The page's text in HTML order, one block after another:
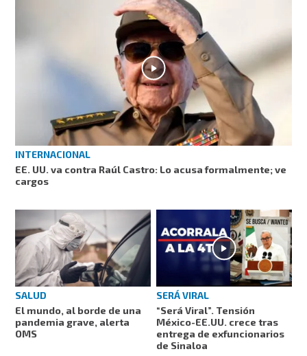
INTERNACIONAL
EE. UU. va contra Raúl Castro: Lo acusa formalmente; ve
cargos
SALUD
El mundo, al borde de una
pandemia grave, alerta
OMS
SERÁ VIRAL
“Será Viral”. Tensión
México-EE.UU. crece tras
entrega de exfuncionarios
de Sinaloa